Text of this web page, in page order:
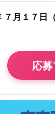
７月１７日
応